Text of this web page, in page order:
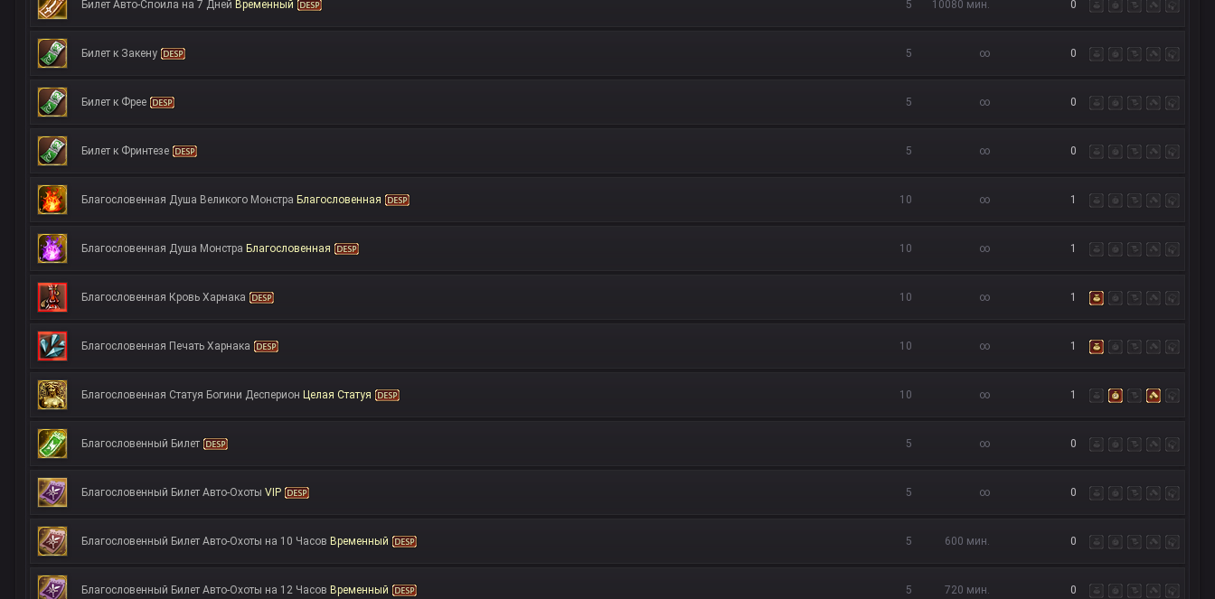
Билет Авто-Споила на 7 Дней Временный 5 10080 мин. 0
Билет к Закену 5 ∞ 0
Билет к Фрее 5 ∞ 0
Билет к Фринтезе 5 ∞ 0
Благословенная Душа Великого Монстра Благословенная 10 ∞ 1
Благословенная Душа Монстра Благословенная 10 ∞ 1
Благословенная Кровь Харнака 10 ∞ 1
Благословенная Печать Харнака 10 ∞ 1
Благословенная Статуя Богини Десперион Целая Статуя 10 ∞ 1
Благословенный Билет 5 ∞ 0
Благословенный Билет Авто-Охоты VIP 5 ∞ 0
Благословенный Билет Авто-Охоты на 10 Часов Временный 5 600 мин. 0
Благословенный Билет Авто-Охоты на 12 Часов Временный 5 720 мин. 0